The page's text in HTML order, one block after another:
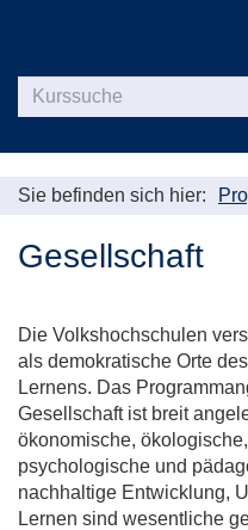
Sie befinden sich hier:
Gesellschaft
Die Volkshochschulen
als demokratische Orte
Lernens. Das
Gesellschaft ist breit
ökonomische,
psychologische und
nachhaltige Entwicklung,
Lernen sind wesentliche